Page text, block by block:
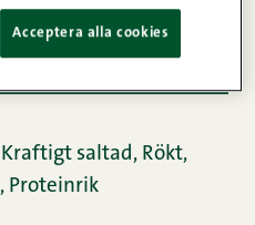
Kraftigt saltad, Rökt,
, Proteinrik
Acceptera alla cookies